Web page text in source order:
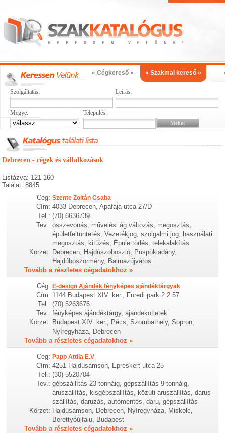
« Cégkereső » « Szakmai kereső »
Szolgáltatás: Leírás:
Megye: Település:
Debrecen - cégek és vállalkozások
Listázva: 121-160
Találat: 8845
Cég: Szente Zoltán Csaba
Cím: 4033 Debrecen, Apafája utca 27/D
Tel.: (70) 6636739
Tev.: összevonás, művelési ág változás, megosztás,
épületfeltüntetés, Vezetékjog, szolgalmi jog, használati
megosztás, kitűzés, Épülettörlés, telekalakítás
Körzet: Debrecen, Hajdúszoboszló, Püspökladány,
Hajdúböszörmény, Balmazújváros
Tovább a részletes cégadatokhoz »
Cég: E-design Ajándék fényképes ajándéktárgyak
Cím: 1144 Budapest XIV. ker., Füredi park 2 2 57
Tel.: (70) 5263676
Tev.: fényképes ajándéktárgy, ajandekotletek
Körzet: Budapest XIV. ker., Pécs, Szombathely, Sopron,
Nyíregyháza, Debrecen
Tovább a részletes cégadatokhoz »
Cég: Papp Attila E.V
Cím: 4251 Hajdúsámson, Epreskert utca 25
Tel.: (30) 5520704
Tev.: gépszállítás 23 tonnáig, gépszállítás 9 tonnáig,
áruszállítás, kisgépszállítás, közúti áruszállítás, darus
szállítás, daruzás, autómentés, daru, gépszállítás
Körzet: Hajdúsámson, Debrecen, Nyíregyháza, Miskolc,
Berettyóújfalu, Budapest
Tovább a részletes cégadatokhoz »